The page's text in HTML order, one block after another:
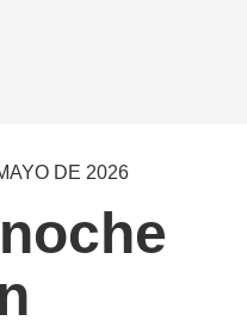
DE 2026